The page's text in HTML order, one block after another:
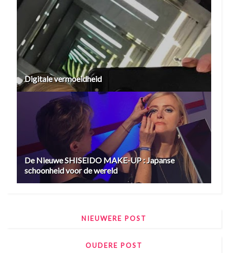
Digitale vermoeidheid
De Nieuwe SHISEIDO MAKE-UP : Japanse
schoonheid voor de wereld
NIEUWERE POST
OUDERE POST